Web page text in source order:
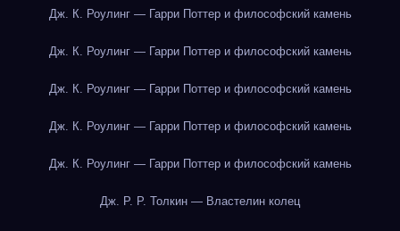
Дж. К. Роулинг — Гарри Поттер и философский камень
Дж. К. Роулинг — Гарри Поттер и философский камень
Дж. К. Роулинг — Гарри Поттер и философский камень
Дж. К. Роулинг — Гарри Поттер и философский камень
Дж. К. Роулинг — Гарри Поттер и философский камень
Дж. Р. Р. Толкин — Властелин колец